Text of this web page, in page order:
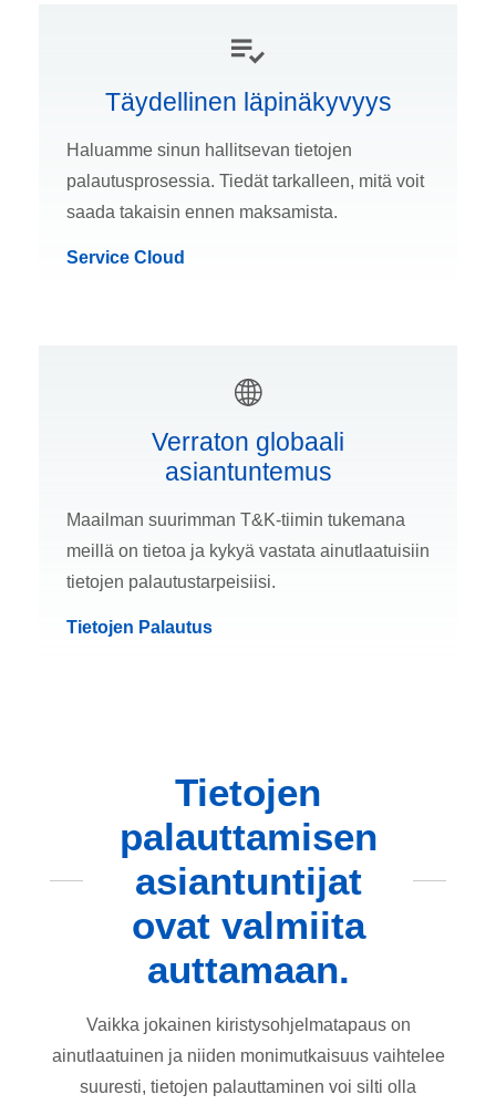
Täydellinen läpinäkyvyys
Haluamme sinun hallitsevan tietojen
palautusprosessia. Tiedät tarkalleen, mitä voit
saada takaisin ennen maksamista.
Service Cloud
Verraton globaali
asiantuntemus
Maailman suurimman T&K-tiimin tukemana
meillä on tietoa ja kykyä vastata ainutlaatuisiin
tietojen palautustarpeisiisi.
Tietojen Palautus
Tietojen
palauttamisen
asiantuntijat
ovat valmiita
auttamaan.
Vaikka jokainen kiristysohjelmatapaus on
ainutlaatuinen ja niiden monimutkaisuus vaihtelee
suuresti, tietojen palauttaminen voi silti olla